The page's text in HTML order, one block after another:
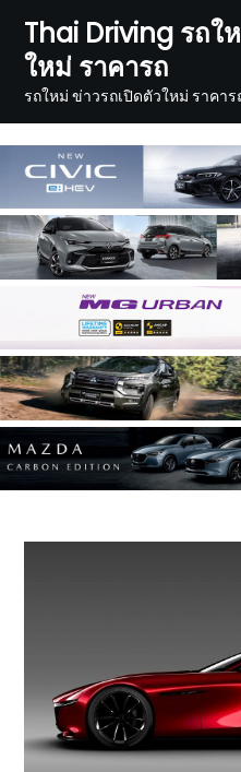
content
Thai Driving รถใ
ใหม่ ราคารถ
รถใหม่ ข่าวรถเปิดตัวใหม่ ราคาร